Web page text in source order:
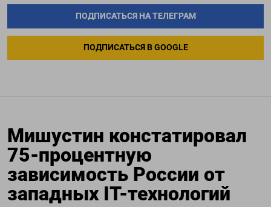
ПОДПИСАТЬСЯ НА ТЕЛЕГРАМ
ПОДПИСАТЬСЯ В GOOGLE
Мишустин констатировал
75-процентную
зависимость России от
западных IT-технологий